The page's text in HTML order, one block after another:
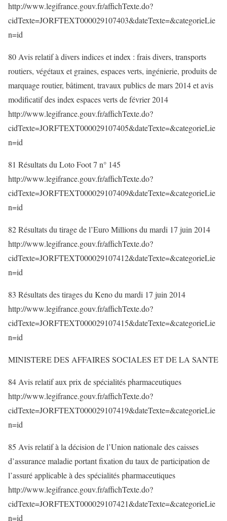
http://www.legifrance.gouv.fr/affichTexte.do?
cidTexte=JORFTEXT000029107403&dateTexte=&categorieLie
n=id
80 Avis relatif à divers indices et index : frais divers, transports
routiers, végétaux et graines, espaces verts, ingénierie, produits de
marquage routier, bâtiment, travaux publics de mars 2014 et avis
modificatif des index espaces verts de février 2014
http://www.legifrance.gouv.fr/affichTexte.do?
cidTexte=JORFTEXT000029107405&dateTexte=&categorieLie
n=id
81 Résultats du Loto Foot 7 n° 145
http://www.legifrance.gouv.fr/affichTexte.do?
cidTexte=JORFTEXT000029107409&dateTexte=&categorieLie
n=id
82 Résultats du tirage de l’Euro Millions du mardi 17 juin 2014
http://www.legifrance.gouv.fr/affichTexte.do?
cidTexte=JORFTEXT000029107412&dateTexte=&categorieLie
n=id
83 Résultats des tirages du Keno du mardi 17 juin 2014
http://www.legifrance.gouv.fr/affichTexte.do?
cidTexte=JORFTEXT000029107415&dateTexte=&categorieLie
n=id
MINISTERE DES AFFAIRES SOCIALES ET DE LA SANTE
84 Avis relatif aux prix de spécialités pharmaceutiques
http://www.legifrance.gouv.fr/affichTexte.do?
cidTexte=JORFTEXT000029107419&dateTexte=&categorieLie
n=id
85 Avis relatif à la décision de l’Union nationale des caisses
d’assurance maladie portant fixation du taux de participation de
l’assuré applicable à des spécialités pharmaceutiques
http://www.legifrance.gouv.fr/affichTexte.do?
cidTexte=JORFTEXT000029107421&dateTexte=&categorieLie
n=id